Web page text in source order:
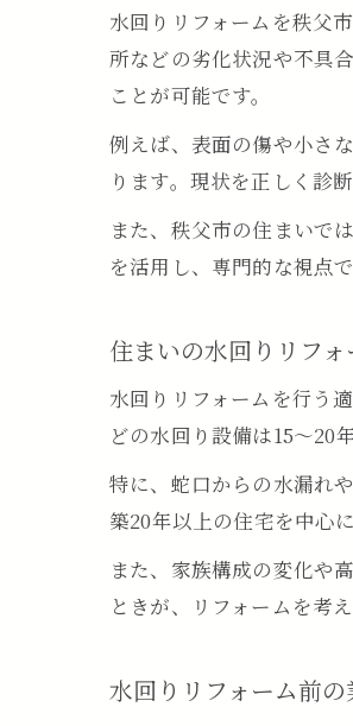
水回りリフォームを秩父
所などの劣化状況や不具
ことが可能です。
例えば、表面の傷や小さ
ります。現状を正しく診
また、秩父市の住まいで
を活用し、専門的な視点
住まいの水回りリフ
水回りリフォームを行う
どの水回り設備は15～20
特に、蛇口からの水漏れ
築20年以上の住宅を中心
また、家族構成の変化や
ときが、リフォームを考
水回りリフォーム前